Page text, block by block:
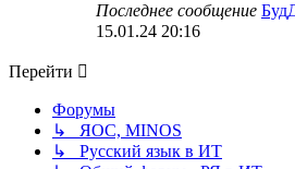
Последнее сообщение
15.01.24 20:16
Перейти
Форумы
↳ ЯОС, MINOS
↳ Русский язык в ИТ